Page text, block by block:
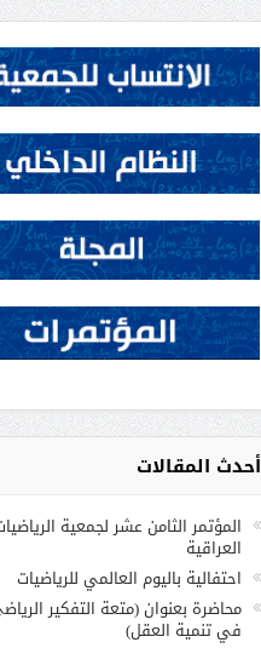
أحدث المقالات
المؤتمر الثامن عشر لجمعية
العراقية
احتفالية باليوم العالمي للرياضيات
محاضرة بعنوان (متعة التفكير
في تنمية العقل)